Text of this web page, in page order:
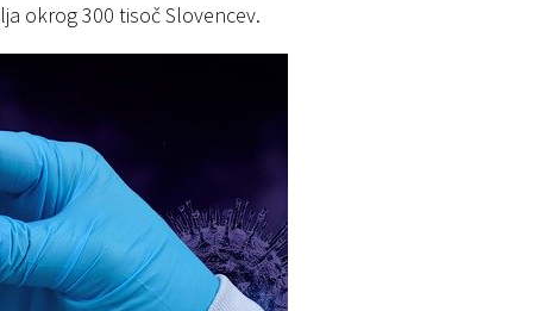
okrog 300 tisoč Slovencev.